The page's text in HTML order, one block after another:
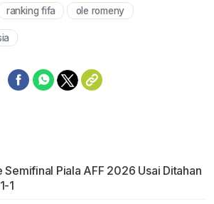
ranking fifa ole romeny
Semifinal Piala AFF 2026 Usai Ditahan
1